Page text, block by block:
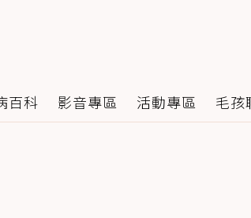
百科 影音專區 活動專區 毛孩